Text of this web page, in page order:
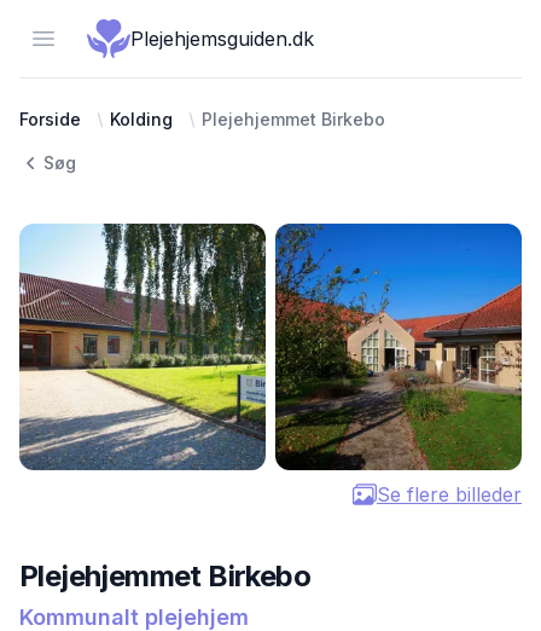
Open menuPlejehjemsguiden.dk
Forside Kolding Plejehjemmet Birkebo
Søg
Se flere billeder
Plejehjemmet Birkebo
Kommunalt plejehjem